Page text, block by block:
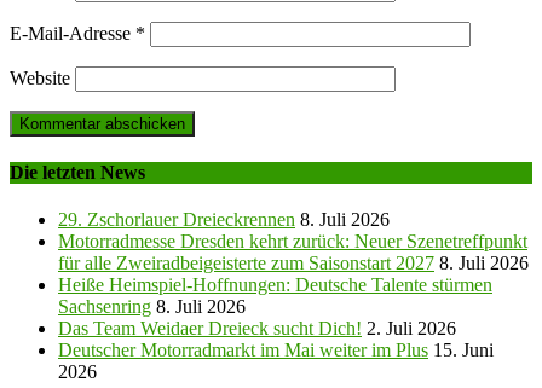
E-Mail-Adresse *
Website
Die letzten News
29. Zschorlauer Dreieckrennen 8. Juli 2026
Motorradmesse Dresden kehrt zurück: Neuer Szenetreffpunkt
für alle Zweiradbeigeisterte zum Saisonstart 2027 8. Juli 2026
Heiße Heimspiel-Hoffnungen: Deutsche Talente stürmen
Sachsenring 8. Juli 2026
Das Team Weidaer Dreieck sucht Dich! 2. Juli 2026
Deutscher Motorradmarkt im Mai weiter im Plus 15. Juni
2026